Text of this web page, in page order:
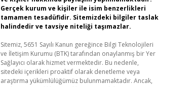
Gerçek kurum ve kişiler ile isim benzerlikleri
tamamen tesadüfidir. Sitemizdeki bilgiler taslak
halindedir ve tavsiye niteliği taşımazlar.
Sitemiz, 5651 Sayılı Kanun gereğince Bilgi Teknolojileri
ve İletişim Kurumu (BTK) tarafından onaylanmış bir Yer
Sağlayıcı olarak hizmet vermektedir. Bu nedenle,
sitedeki içerikleri proaktif olarak denetleme veya
araştırma yükümlülüğümüz bulunmamaktadır. Ancak,